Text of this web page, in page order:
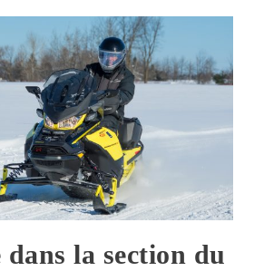
dans la section du